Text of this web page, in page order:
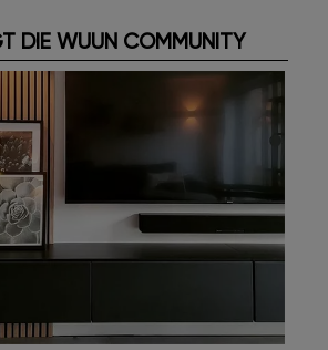
DIE WUUN COMMUNITY